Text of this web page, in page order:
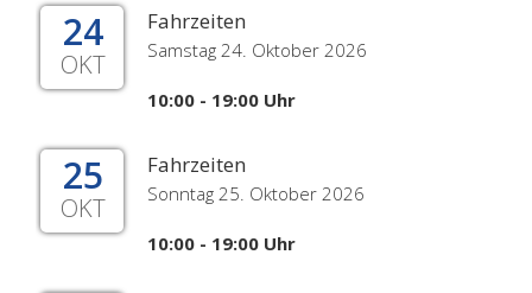
24
OKT
Fahrzeiten
Samstag 24. Oktober 2026
10:00 - 19:00 Uhr
25
OKT
Fahrzeiten
Sonntag 25. Oktober 2026
10:00 - 19:00 Uhr